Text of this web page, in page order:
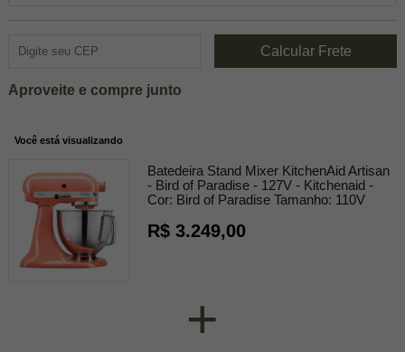
Aproveite e compre junto
Você está visualizando
Batedeira Stand Mixer KitchenAid Artisan
- Bird of Paradise - 127V - Kitchenaid -
Cor: Bird of Paradise Tamanho: 110V
R$ 3.249,00
+